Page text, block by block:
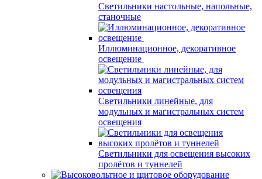
Светильники настольные, напольные,
станочные
Иллюминационное, декоративное
освещение
Светильники линейные, для
модульных и магистральных систем
освещения
Светильники для освещения высоких
пролётов и туннелей